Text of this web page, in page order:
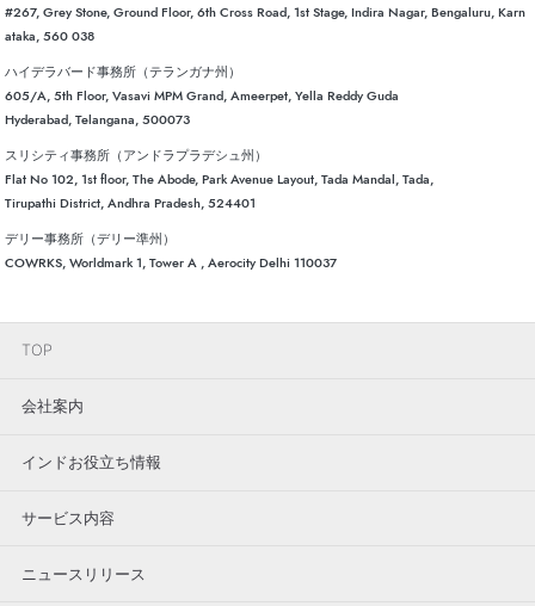
#267, Grey Stone, Ground Floor, 6th Cross Road, 1st Stage, Indira Nagar, Bengaluru, Karn
ataka, 560 038
ハイデラバード事務所（テランガナ州）
605/A, 5th Floor, Vasavi MPM Grand, Ameerpet, Yella Reddy Guda
Hyderabad, Telangana, 500073
スリシティ事務所（アンドラプラデシュ州）
Flat No 102, 1st floor, The Abode, Park Avenue Layout, Tada Mandal, Tada,
Tirupathi District, Andhra Pradesh, 524401
デリー事務所（デリー準州）
COWRKS, Worldmark 1, Tower A , Aerocity Delhi 110037
TOP
会社案内
インドお役立ち情報
サービス内容
ニュースリリース